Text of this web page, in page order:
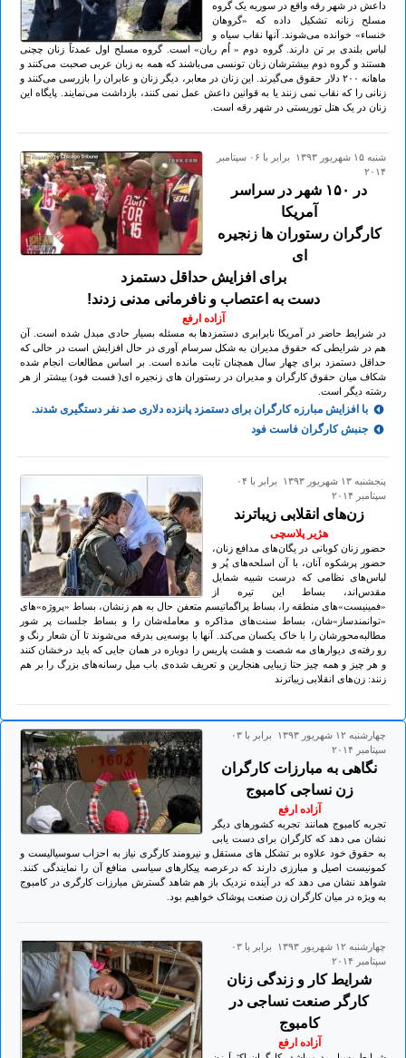
داعش در شهر رقه واقع در سوریه یک گروه
مسلح زنانه تشکیل داده که «گروهان
خنساء» خوانده می‌شوند. آنها نقاب سیاه و
لباس بلندی بر تن دارند. گروه دوم « اُم ریان» است. گروه مسلح اول عمدتاً زنان چچنی
هستند و گروه دوم بیشترشان زنان تونسی می‌باشند که همه به زبان عربی صحبت می‌کنند و
ماهانه ۲٠٠ دلار حقوق می‌گیرند. این زنان در معابر، دیگر زنان و عابران را بازرسی می‌کنند و
زنانی را که نقاب نمی زنند یا به قوانین داعش عمل نمی کنند، بازداشت می‌نمایند. پایگاه این
زنان در یک هتل توریستی در شهر رقه است.
شنبه ۱۵ شهريور ۱۳۹۳ برابر با ۰۶ سپتامبر
۲۰۱۴
در ۱۵٠ شهر در سراسر
آمریکا
کارگران رستوران ها زنجیره
ای
برای افزایش حداقل دستمزد
دست به اعتصاب و نافرمانی مدنی زدند!
آزاده ارفع
در شرایط حاضر در آمریکا نابرابری دستمزدها به مسئله بسیار حادی مبدل شده است. آن
هم در شرایطی که حقوق مدیران به شکل سرسام آوری در حال افزایش است در حالی که
حداقل دستمزد برای چهار سال همچنان ثابت مانده است. بر اساس مطالعات انجام شده
شکاف میان حقوق کارگران و مدیران در رستوران های زنجیره ای( فست فود) بیشتر از هر
رشته دیگر است.
با افزایش مبارزه کارگران برای دستمزد پانزده دلاری صد نفر دستگیری شدند.
جنبش کارگران فاست فود
پنجشنبه ۱۳ شهريور ۱۳۹۳ برابر با ۰۴
سپتامبر ۲۰۱۴
زن‌های انقلابی زیباترند
هژیر پلاسچی
حضور زنان کوبانی در یگان‌های مدافع زنان،
حضور پرشکوه آنان، با آن اسلحه‌های پُر و
لباس‌های نظامی که درست شبیه شمایل
مقدس‌اند، بساط این تیره از
«فمینیست»های منطقه را، بساط پراگماتیسم متعفن حال به هم زنشان، بساط «پروژه»های
«توانمندساز»شان، بساط سنت‌های مذاکره و معامله‌شان را و بساط جلسات پر شور
مطالبه‌محورشان را با خاک یکسان می‌کند. آنها با بوسه‌یی بدرقه می‌شوند تا آن شعار رنگ و
رو رفته‌ی دیوارهای مه شصت و هشت پاریس را دوباره در همان جایی که باید درخشان کنند
و هر چیز و همه چیز حتا زیبایی هنجارین و تعریف شده‌ی باب میل رسانه‌های بزرگ را بر هم
زنند: زن‌های انقلابی زیباترند
چهارشنبه ۱۲ شهريور ۱۳۹۳ برابر با ۰۳
سپتامبر ۲۰۱۴
نگاهی به مبارزات کارگران
زن نساجی کامبوج
آزاده ارفع
تجربه کامبوج همانند تجربه کشورهای دیگر
نشان می دهد که کارگران برای دست یابی
به حقوق خود علاوه بر تشکل های مستقل و نیرومند کارگری نیاز به احزاب سوسیالیست و
کمونیست اصیل و مبارزی دارند که درعرصه پیکارهای سیاسی منافع آن را نمایندگی کنند.
شواهد نشان می دهد که در آینده نزدیک باز هم شاهد گسترش مبارزات کارگری در کامبوج
به ویژه در میان کارگران زن صنعت پوشاک خواهیم بود.
چهارشنبه ۱۲ شهريور ۱۳۹۳ برابر با ۰۳
سپتامبر ۲۰۱۴
شرایط کار و زندگی زنان
کارگر صنعت نساجی در
کامبوج
آزاده ارفع